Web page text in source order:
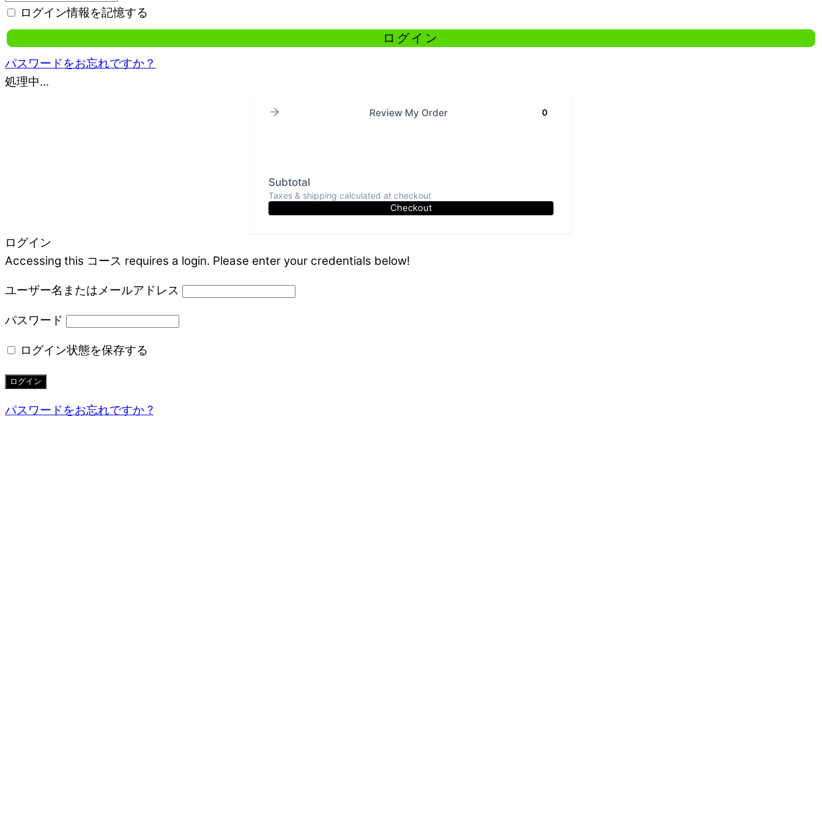
ログイン情報を記憶する
パスワードをお忘れですか？
処理中...
Review My Order 0
Subtotal
Taxes & shipping calculated at checkout
Checkout
ログイン
Accessing this コース requires a login. Please enter your credentials below!
ユーザー名またはメールアドレス
パスワード
ログイン状態を保存する
パスワードをお忘れですか ?